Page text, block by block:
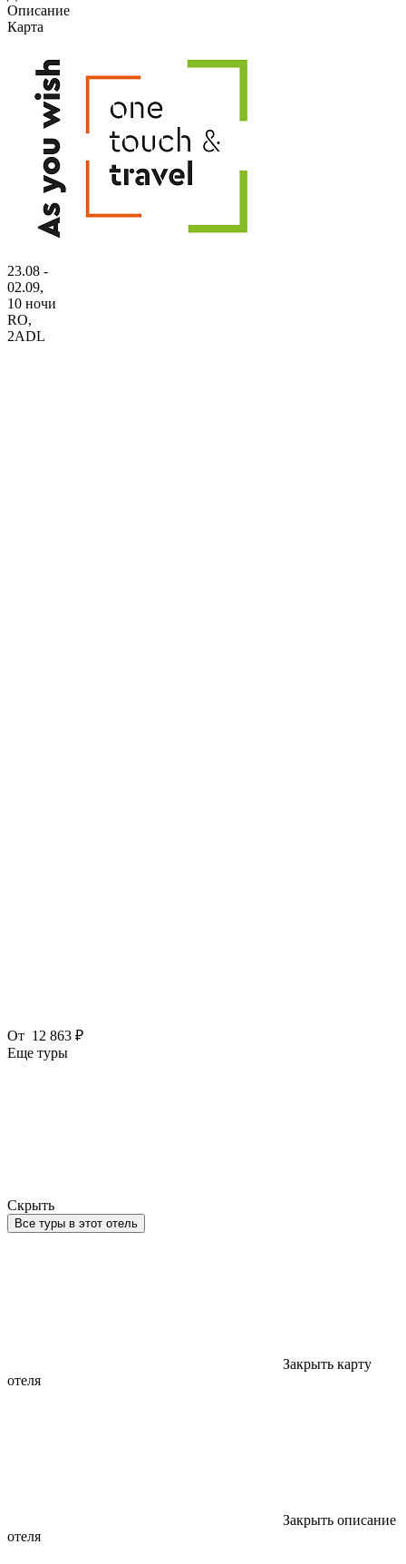
Описание
Карта
23.08 -
02.09,
10 ночи
RO,
2ADL
От 12 863 ₽
Еще туры
Скрыть
Все туры в этот отель
Закрыть карту
отеля
Закрыть описание
отеля